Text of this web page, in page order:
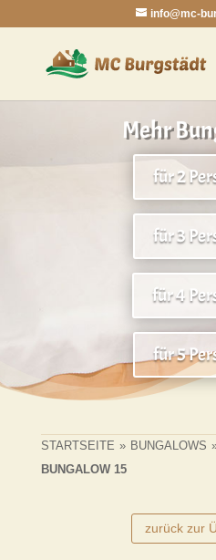
info@mc-
Mehr
für 2
für 3
für 4
für 5
STARTSEITE » BUNGALOWS
BUNGALOW 15
zurück zur